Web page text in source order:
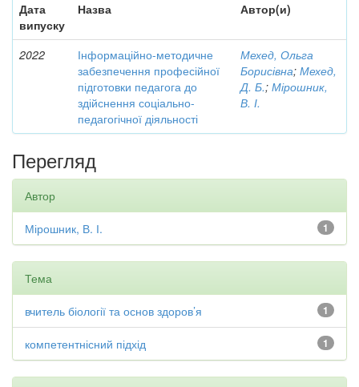
Дата
випуску
Назва Автор(и)
2022
Інформаційно-методичне
забезпечення професійної
підготовки педагога до
здійснення соціально-
педагогічної діяльності
Мехед, Ольга
Борисівна; Мехед,
Д. Б.; Мірошник,
В. І.
Перегляд
Автор
1
Мірошник, В. І.
Тема
1
вчитель біології та основ здоров’я
1
компетентнісний підхід